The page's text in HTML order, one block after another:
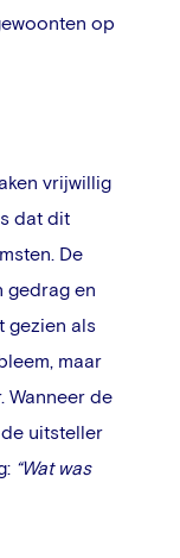
op
vrijwillig
dat dit
De
gedrag en
gezien als
maar
Wanneer de
uitsteller
“Wat was